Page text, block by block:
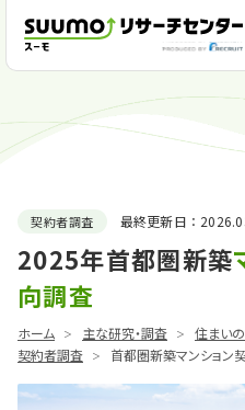
契約者調査 最終更新日：
2025年首都圏新築
向調査
ホーム 主な研究・調査
住まい
契約者調査
首都圏新築マンション